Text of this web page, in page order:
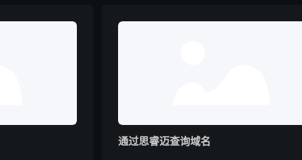
通过思睿迈查询域名